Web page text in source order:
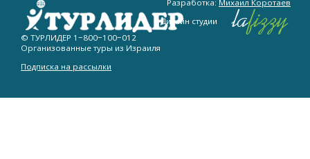
© ТУРЛИДЕР 1−800−100−012
Организованные туры из Израиля
Подписка на рассылки
Разработка: Михаил Коротаев
Дизайн студии